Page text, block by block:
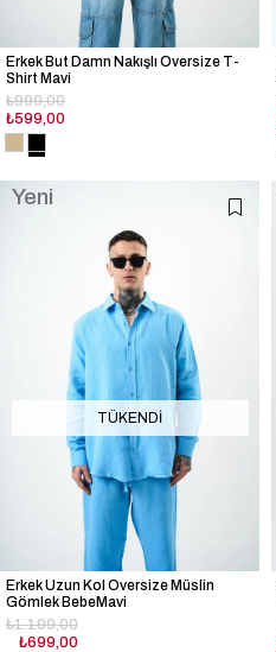
Erkek But Damn Nakışlı Oversize T-
Shirt Mavi
₺599,00
₺999,00
TÜKENDI
Erkek Uzun Kol Oversize Müslin
Gömlek BebeMavi
₺699,00
₺1.199,00
Yeni